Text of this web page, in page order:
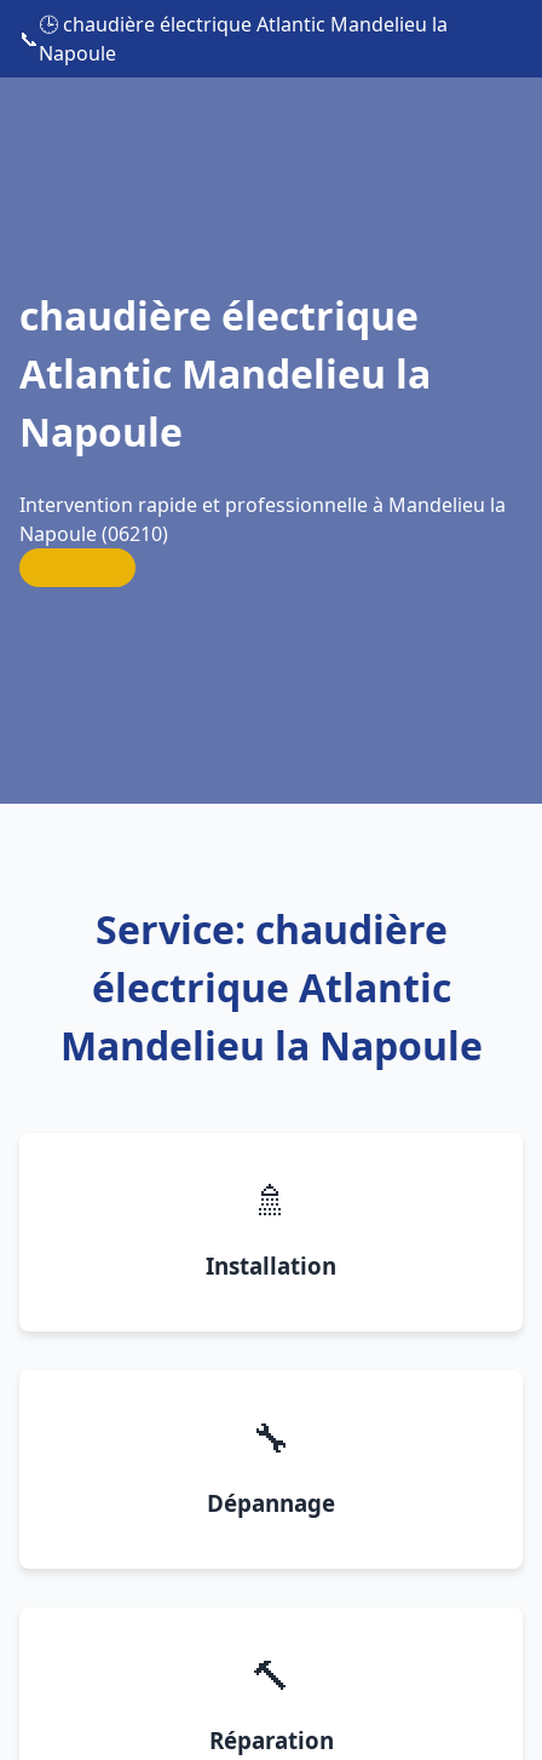
📞
🕒 chaudière électrique Atlantic Mandelieu la
Napoule
chaudière électrique
Atlantic Mandelieu la
Napoule
Intervention rapide et professionnelle à Mandelieu la
Napoule (06210)
Service: chaudière
électrique Atlantic
Mandelieu la Napoule
🚿
Installation
🔧
Dépannage
🔨
Réparation